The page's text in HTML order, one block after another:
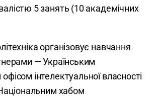
5 занять (10 академічних
організовує навчання
— Українським
інтелектуальної власності
хабом